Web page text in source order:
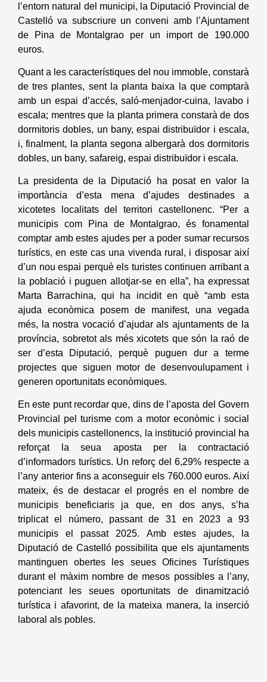
l’entorn natural del municipi, la Diputació Provincial de
Castelló va subscriure un conveni amb l’Ajuntament
de Pina de Montalgrao per un import de 190.000
euros.
Quant a les característiques del nou immoble, constarà
de tres plantes, sent la planta baixa la que comptarà
amb un espai d’accés, saló-menjador-cuina, lavabo i
escala; mentres que la planta primera constarà de dos
dormitoris dobles, un bany, espai distribuïdor i escala,
i, finalment, la planta segona albergarà dos dormitoris
dobles, un bany, safareig, espai distribuïdor i escala.
La presidenta de la Diputació ha posat en valor la
importància d’esta mena d’ajudes destinades a
xicotetes localitats del territori castellonenc. “Per a
municipis com Pina de Montalgrao, és fonamental
comptar amb estes ajudes per a poder sumar recursos
turístics, en este cas una vivenda rural, i disposar així
d’un nou espai perquè els turistes continuen arribant a
la població i puguen allotjar-se en ella”, ha expressat
Marta Barrachina, qui ha incidit en què “amb esta
ajuda econòmica posem de manifest, una vegada
més, la nostra vocació d’ajudar als ajuntaments de la
província, sobretot als més xicotets que són la raó de
ser d’esta Diputació, perquè puguen dur a terme
projectes que siguen motor de desenvoulupament i
generen oportunitats econòmiques.
En este punt recordar que, dins de l’aposta del Govern
Provincial pel turisme com a motor econòmic i social
dels municipis castellonencs, la institució provincial ha
reforçat la seua aposta per la contractació
d’informadors turístics. Un reforç del 6,29% respecte a
l’any anterior fins a aconseguir els 760.000 euros. Així
mateix, és de destacar el progrés en el nombre de
municipis beneficiaris ja que, en dos anys, s’ha
triplicat el número, passant de 31 en 2023 a 93
municipis el passat 2025. Amb estes ajudes, la
Diputació de Castelló possibilita que els ajuntaments
mantinguen obertes les seues Oficines Turístiques
durant el màxim nombre de mesos possibles a l’any,
potenciant les seues oportunitats de dinamització
turística i afavorint, de la mateixa manera, la inserció
laboral als pobles.